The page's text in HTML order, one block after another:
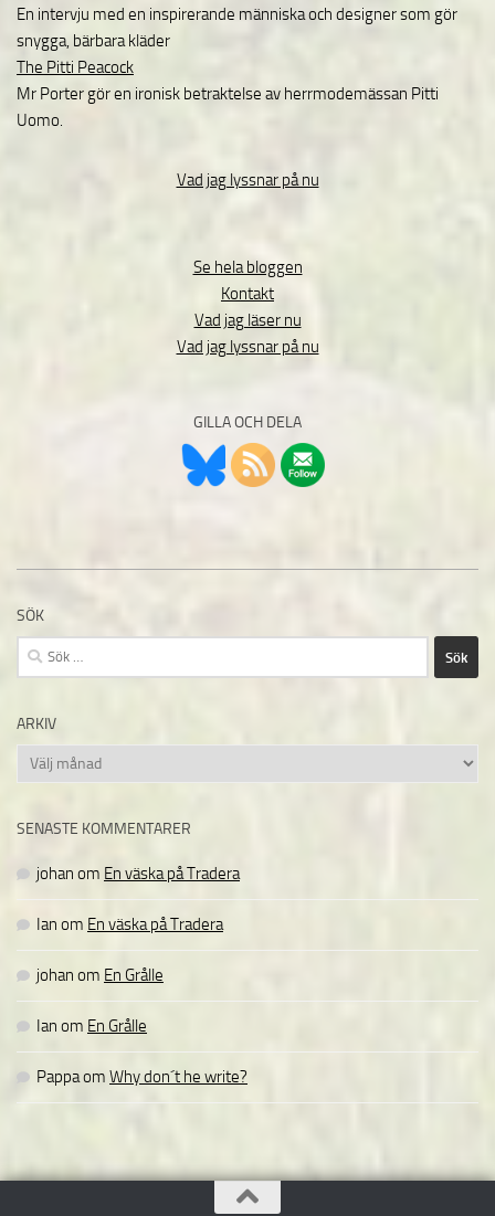
En intervju med en inspirerande människa och designer som gör
snygga, bärbara kläder
The Pitti Peacock
Mr Porter gör en ironisk betraktelse av herrmodemässan Pitti
Uomo.
Vad jag lyssnar på nu
Se hela bloggen
Kontakt
Vad jag läser nu
Vad jag lyssnar på nu
GILLA OCH DELA
SÖK
Sök
efter:
ARKIV
Arkiv
SENASTE KOMMENTARER
johan om En väska på Tradera
Ian om En väska på Tradera
johan om En Grålle
Ian om En Grålle
Pappaom Why don´t he write?